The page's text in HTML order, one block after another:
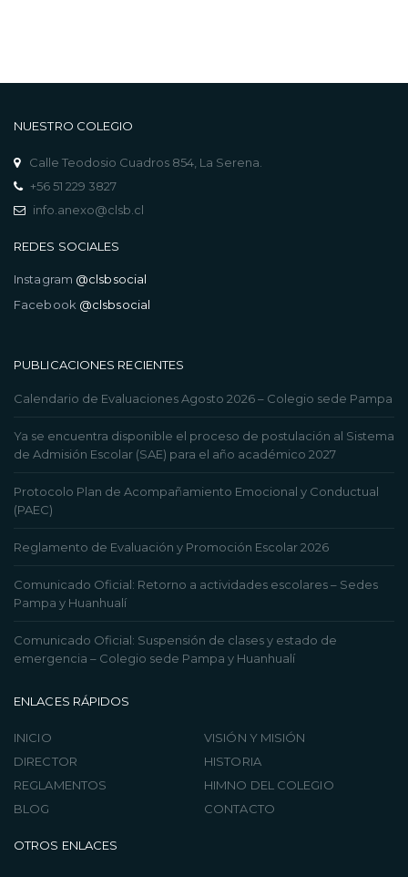
NUESTRO COLEGIO
Calle Teodosio Cuadros 854, La Serena.
+56 51 229 3827
info.anexo@clsb.cl
REDES SOCIALES
Instagram @clsbsocial
Facebook @clsbsocial
PUBLICACIONES RECIENTES
Calendario de Evaluaciones Agosto 2026 – Colegio sede Pampa
Ya se encuentra disponible el proceso de postulación al Sistema
de Admisión Escolar (SAE) para el año académico 2027
Protocolo Plan de Acompañamiento Emocional y Conductual
(PAEC)
Reglamento de Evaluación y Promoción Escolar 2026
Comunicado Oficial: Retorno a actividades escolares – Sedes
Pampa y Huanhualí
Comunicado Oficial: Suspensión de clases y estado de
emergencia – Colegio sede Pampa y Huanhualí
ENLACES RÁPIDOS
INICIO
VISIÓN Y MISIÓN
DIRECTOR
HISTORIA
REGLAMENTOS
HIMNO DEL COLEGIO
BLOG
CONTACTO
OTROS ENLACES